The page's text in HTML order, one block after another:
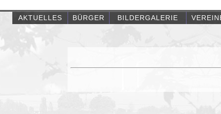
AKTUELLES BÜRGER BILDERGALERIE